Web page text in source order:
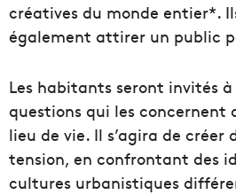
créatives du monde entier*.
également attirer un public
Les habitants seront invités
questions qui les
lieu de vie. Il s’agira de créer
tension, en confrontant des
cultures urbanistiques